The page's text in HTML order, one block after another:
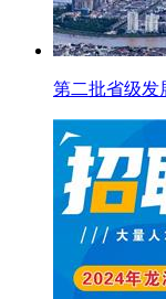
第二批省级发